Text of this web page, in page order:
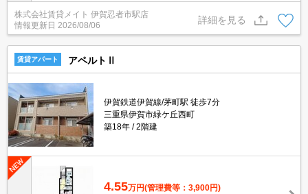
様・新婚様におすすめの間取りです！おしゃれな対面キッチンで会
話も弾みますね♪新生活をこのお部屋から始めませんか？
株式会社賃貸メイト 伊賀忍者市駅店
情報更新日 2026/08/06
詳細を見る
賃貸アパート アペルトⅡ
伊賀鉄道伊賀線/茅町駅 徒歩7分
三重県伊賀市緑ケ丘西町
築18年
2階建
4.55万円(管理費等：3,900円)